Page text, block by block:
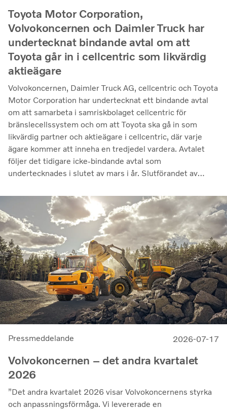
Toyota Motor Corporation,
Volvokoncernen och Daimler Truck har
undertecknat bindande avtal om att
Toyota går in i cellcentric som likvärdig
aktieägare
Volvokoncernen, Daimler Truck AG, cellcentric och Toyota
Motor Corporation har undertecknat ett bindande avtal
om att samarbeta i samriskbolaget cellcentric för
bränslecellssystem och om att Toyota ska gå in som
likvärdig partner och aktieägare i cellcentric, där varje
ägare kommer att inneha en tredjedel vardera. Avtalet
följer det tidigare icke-bindande avtal som
undertecknades i slutet av mars i år. Slutförandet av
godkännanden erhålls. Genom samarbetet avser parterna
att stärka cellcentrics position som en ledande utvecklare
och producent av bränslecellssystem för tunga
kommersiella tillämpningar.
Pressmeddelande 2026-07-17
Volvokoncernen – det andra kvartalet
2026
”Det andra kvartalet 2026 visar Volvokoncernens styrka
och anpassningsförmåga. Vi levererade en